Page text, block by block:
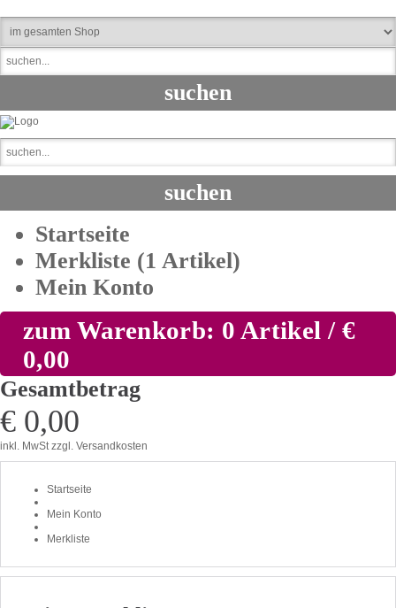
Startseite
Merkliste (1 Artikel)
Mein Konto
zum Warenkorb: 0 Artikel / €
0,00
Gesamtbetrag
€ 0,00
inkl. MwStzzgl. Versandkosten
Startseite
Mein Konto
Merkliste